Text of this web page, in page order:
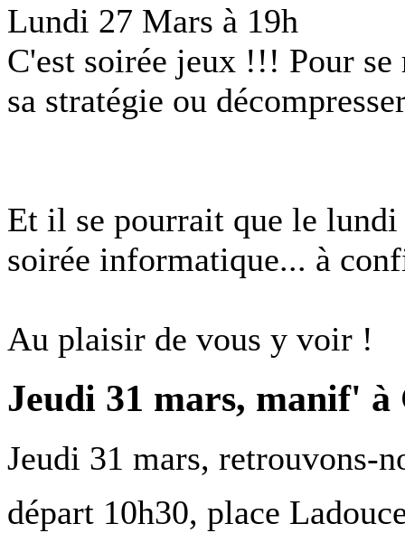
Lundi 27 Mars à 19h
C'est soirée jeux !!! Pour
sa stratégie ou
Et il se pourrait que le
soirée informatique... à
Au plaisir de vous y voir !
Jeudi 31 mars, manif' à
Jeudi 31 mars, retrouvons-
départ 10h30, place